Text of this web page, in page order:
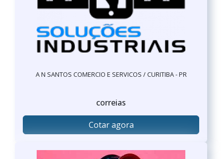
A N SANTOS COMERCIO E SERVICOS / CURITIBA - PR
correias
Cotar agora